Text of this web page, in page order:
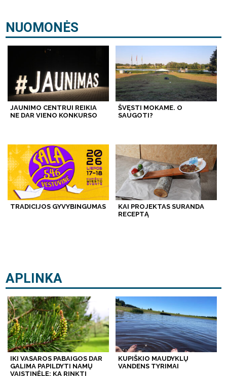
NUOMONĖS
JAUNIMO CENTRUI REIKIA
NE DAR VIENO KONKURSO
ŠVĘSTI MOKAME. O
SAUGOTI?
TRADICIJOS GYVYBINGUMAS
KAI PROJEKTAS SURANDA
RECEPTĄ
APLINKA
IKI VASAROS PABAIGOS DAR
GALIMA PAPILDYTI NAMŲ
VAISTINĖLĘ: KĄ RINKTI
KUPIŠKIO MAUDYKLŲ
VANDENS TYRIMAI